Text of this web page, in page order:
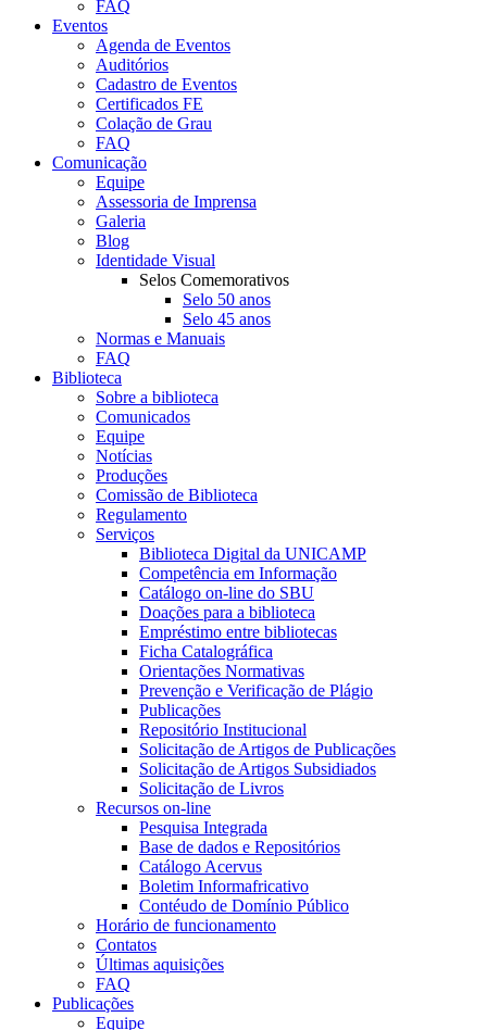
FAQ
Eventos
Agenda de Eventos
Auditórios
Cadastro de Eventos
Certificados FE
Colação de Grau
FAQ
Comunicação
Equipe
Assessoria de Imprensa
Galeria
Blog
Identidade Visual
Selos Comemorativos
Selo 50 anos
Selo 45 anos
Normas e Manuais
FAQ
Biblioteca
Sobre a biblioteca
Comunicados
Equipe
Notícias
Produções
Comissão de Biblioteca
Regulamento
Serviços
Biblioteca Digital da UNICAMP
Competência em Informação
Catálogo on-line do SBU
Doações para a biblioteca
Empréstimo entre bibliotecas
Ficha Catalográfica
Orientações Normativas
Prevenção e Verificação de Plágio
Publicações
Repositório Institucional
Solicitação de Artigos de Publicações
Solicitação de Artigos Subsidiados
Solicitação de Livros
Recursos on-line
Pesquisa Integrada
Base de dados e Repositórios
Catálogo Acervus
Boletim Informafricativo
Contéudo de Domínio Público
Horário de funcionamento
Contatos
Últimas aquisições
FAQ
Publicações
Equipe